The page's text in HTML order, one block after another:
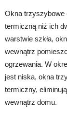
Okna trzyszybowe
termiczną niż ich
warstwie szkła,
wewnątrz
ogrzewania. W
jest niska, okna
termiczny,
wewnątrz domu.